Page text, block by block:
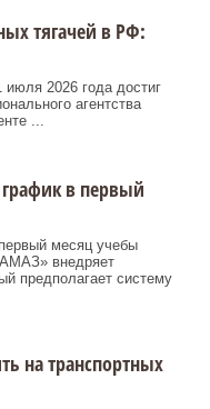
тягачей в РФ:
2026 года достиг
агентства
...
в первый
месяц учебы
внедряет
предполагает систему
на транспортных